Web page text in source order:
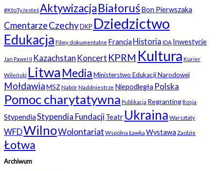
#KtoTyJesteśAktywizacjaBiałoruśBon Pierwszaka
CmentarzeCzechyDKP Dziedzictwo
Edukacja Filmy dokumentalne Francja Historia IDA Inwestycje
Jan Paweł II Kazachstan Koncert KPRM Kultura Kurier
Wileński Litwa MediaMinisterstwo Edukacji Narodowej
MołdawiaMSZ NabórNaddniestrze Niepodległa Polska
Pomoc charytatywna Publikacja RegrantingRosja
StypendiaStypendia FundacjiTeatr Ukraina Warsztaty
WFDWilnoWolontariat Wspólna Ławka Wystawa Zaolzie
Łotwa
Archiwum